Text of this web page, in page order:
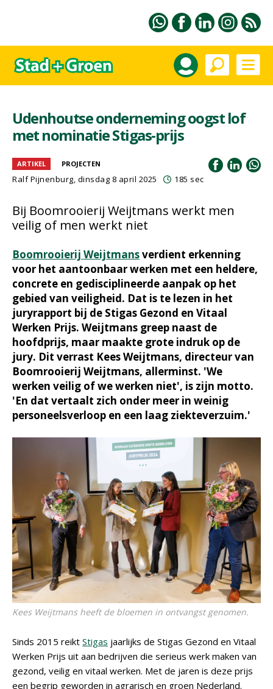
Udenhoutse onderneming oogst lof
met nominatie Stigas-prijs
ARTIKEL PROJECTEN
Ralf Pijnenburg, dinsdag 8 april 2025 185 sec
Bij Boomrooierij Weijtmans werkt men
veilig of men werkt niet
Boomrooierij Weijtmansverdient erkenning
voor het aantoonbaar werken met een heldere,
concrete en gedisciplineerde aanpak op het
gebied van veiligheid. Dat is te lezen in het
juryrapport bij de Stigas Gezond en Vitaal
Werken Prijs. Weijtmans greep naast de
hoofdprijs, maar maakte grote indruk op de
jury. Dit verrast Kees Weijtmans, directeur van
Boomrooierij Weijtmans, allerminst. 'We
werken veilig of we werken niet', is zijn motto.
'En dat vertaalt zich onder meer in weinig
personeelsverloop en een laag ziekteverzuim.'
Kees Weijtmans heeft de bloemen in ontvangst genomen.
Sinds 2015 reikt Stigas jaarlijks de Stigas Gezond en Vitaal
Werken Prijs uit aan bedrijven die serieus werk maken van
gezond, veilig en vitaal werken. Met de jaren is deze prijs
een begrip geworden in agrarisch en groen Nederland.